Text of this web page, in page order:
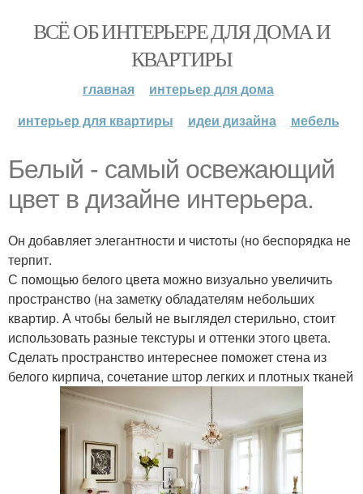
ВСЁ ОБ ИНТЕРЬЕРЕ ДЛЯ ДОМА И
КВАРТИРЫ
главная
интерьер для дома
интерьер для квартиры
идеи дизайна мебель
Белый - самый освежающий
цвет в дизайне интерьера.
Он добавляет элегантности и чистоты (но беспорядка не
терпит.
С помощью белого цвета можно визуально увеличить
пространство (на заметку обладателям небольших
квартир. А чтобы белый не выглядел стерильно, стоит
использовать разные текстуры и оттенки этого цвета.
Сделать пространство интереснее поможет стена из
белого кирпича, сочетание штор легких и плотных тканей